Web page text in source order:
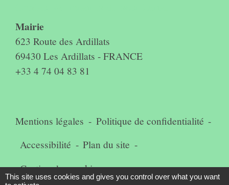
Mairie
623 Route des Ardillats
69430 Les Ardillats - FRANCE
+33 4 74 04 83 81
Mentions légales - Politique de confidentialité -
Accessibilité - Plan du site -
Gestion des cookies
This site uses cookies and gives you control over what you want